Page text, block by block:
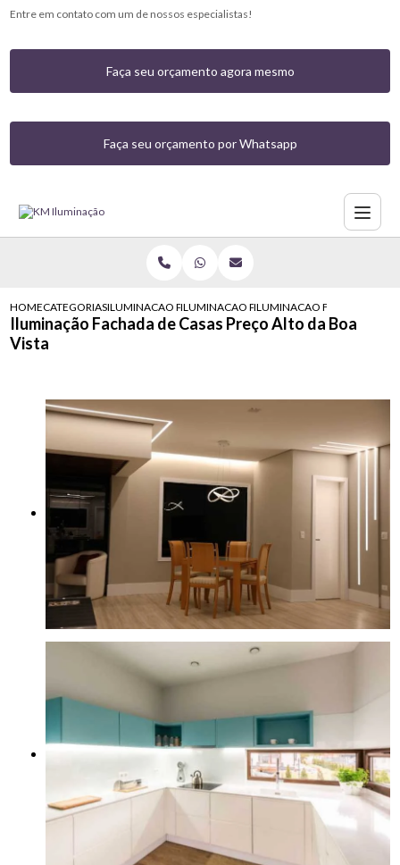
Entre em contato com um de nossos especialistas!
Faça seu orçamento agora mesmo
Faça seu orçamento por Whatsapp
HOMECATEGORIASILUMINACAO PARA CASASILUMINACAO PARA FRENTE DE CASA
ILUMINACAO FACHADA DE
Iluminação Fachada de Casas Preço Alto da Boa
Vista